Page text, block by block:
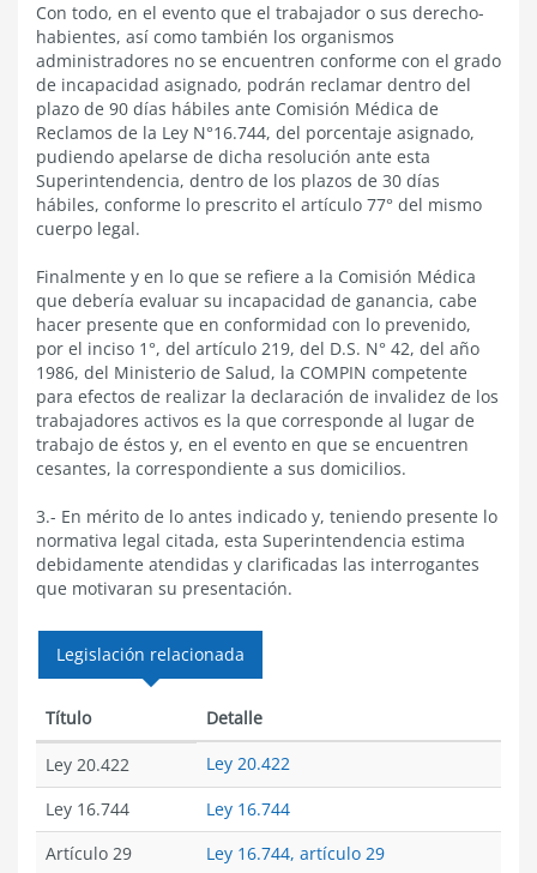
Con todo, en el evento que el trabajador o sus derecho-
habientes, así como también los organismos
administradores no se encuentren conforme con el grado
de incapacidad asignado, podrán reclamar dentro del
plazo de 90 días hábiles ante Comisión Médica de
Reclamos de la Ley N°16.744, del porcentaje asignado,
pudiendo apelarse de dicha resolución ante esta
Superintendencia, dentro de los plazos de 30 días
hábiles, conforme lo prescrito el artículo 77° del mismo
cuerpo legal.
Finalmente y en lo que se refiere a la Comisión Médica
que debería evaluar su incapacidad de ganancia, cabe
hacer presente que en conformidad con lo prevenido,
por el inciso 1°, del artículo 219, del D.S. N° 42, del año
1986, del Ministerio de Salud, la COMPIN competente
para efectos de realizar la declaración de invalidez de los
trabajadores activos es la que corresponde al lugar de
trabajo de éstos y, en el evento en que se encuentren
cesantes, la correspondiente a sus domicilios.
3.- En mérito de lo antes indicado y, teniendo presente lo
normativa legal citada, esta Superintendencia estima
debidamente atendidas y clarificadas las interrogantes
que motivaran su presentación.
Legislación relacionada
Título Detalle
Ley 20.422
Ley 20.422
Ley 16.744
Ley 16.744
Artículo 29
Ley 16.744, artículo 29